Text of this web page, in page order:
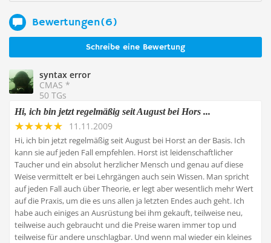
Bewertungen(6)
Schreibe eine Bewertung
syntax error
CMAS *
50 TGs
Hi, ich bin jetzt regelmäßig seit August bei Hors ...
11.11.2009
Hi, ich bin jetzt regelmäßig seit August bei Horst an der Basis. Ich
kann sie auf jeden Fall empfehlen. Horst ist leidenschaftlicher
Taucher und ein absolut herzlicher Mensch und genau auf diese
Weise vermittelt er bei Lehrgängen auch sein Wissen. Man spricht
auf jeden Fall auch über Theorie, er legt aber wesentlich mehr Wert
auf die Praxis, um die es uns allen ja letzten Endes auch geht. Ich
habe auch einiges an Ausrüstung bei ihm gekauft, teilweise neu,
teilweise auch gebraucht und die Preise waren immer top und
teilweise für andere unschlagbar. Und wenn mal wieder ein kleines